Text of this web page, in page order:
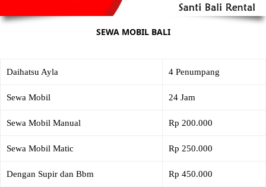
SEWA MOBIL BALI
Daihatsu Ayla 4 Penumpang
Sewa Mobil 24 Jam
Sewa Mobil Manual Rp 200.000
Sewa Mobil Matic Rp 250.000
Dengan Supir dan Bbm Rp 450.000